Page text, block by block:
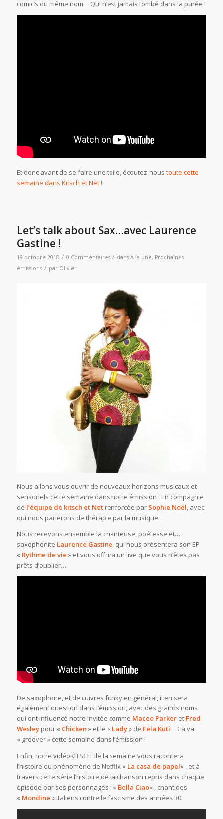
comic’s du même nom… Qui n’est jamais tombé dans la purée !
Et donc avant de se faire une toile, écoutez-nous toute cette
semaine dans Kitsch et Net !
Let’s talk about Sax…avec Laurence
Gastine !
18 octobre 2018 / 0 Commentaires / dans A la une, Prochaines
émissions / par Olivier
Nous allons vous ouvrir de nouveaux horizons musicaux et
sensoriels cette semaine dans notre émission ! En compagnie
de l’équipe de kitsch et Netrenforcée par Sophie Noël, avec
qui nous parlerons de thérapie par la musique…
Nous recevons ensemble la chanteuse, poétesse et…
saxophonite Laurence Gastine, qui nous présentera son EP
« Rythme de vie » et vous offrira un live que vous n’êtes pas
prêts d’oublier…
De saxophone, et de cuivres funky en général, il en sera
également question dans l’émission, avec des grands noms
qui ont influencé notre invitée comme Maceo Parkeret Fred
Wesleypour « Chicken » et le « Lady» de Fela Kuti… Ca va
« groover » cette semaine dans l’émission !
Enfin, notre vidéoKITSCH de la semaine vous racontera
l’histoire du phénomène de Netflix « La casa de papel« , et à
travers cette série l’histoire de la chanson repris dans chaque
épisode par ses personnages : « Bella Ciao« , chant des
« Mondine » italiens contre le fascisme des années 30…